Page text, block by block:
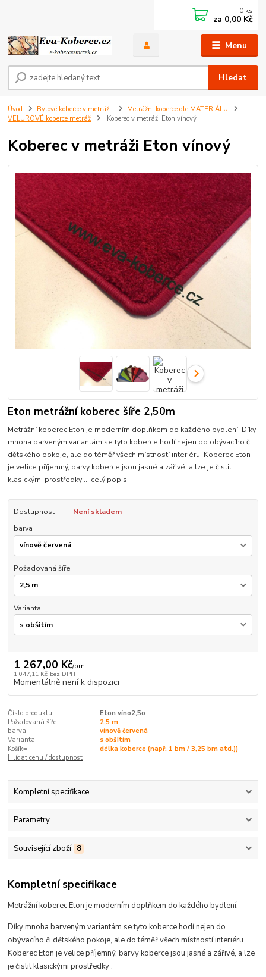
Menu
Hledat
0 ks
za 0,00 Kč
Úvod Bytové koberce v metráži
Metrážni koberce dle MATERIÁLU
VELUROVÉ koberce metráž
Koberec v metráži Eton vínový
Koberec v metráži Eton vínový
Eton metrážní koberec šíře 2,50m
Metrážní koberec Eton je moderním doplňkem do každého bydlení. Díky
mnoha barveným variantám se tyto koberce hodí nejen do obývacího či
dětského pokoje, ale do téměř všech místností interiéru. Koberec Eton
je velice příjemný, barvy koberce jsou jasné a zářivé, a lze je čistit
klasickými prostředky ... celý popis
Dostupnost
Není skladem
barva
Požadovaná šíře
Varianta
1 267,00 Kč/bm
1 047,11 Kč bez DPH
Momentálně není k dispozici
Číslo produktu:
Eton víno2,5o
Požadovaná šíře:
2,5 m
barva:
vínově červená
Varianta:
s obšitím
Košík=:
délka koberce (např. 1 bm / 3,25 bm atd.))
Hlídat cenu / dostupnost
Kompletní specifikace
Parametry
Související zboží 8
Kompletní specifikace
Metrážní koberec Eton je moderním doplňkem do každého bydlení.
Díky mnoha barveným variantám se tyto koberce hodínejen do
obývacího či dětského pokoje, ale do téměř všech místností interiéru.
Koberec Eton je velice příjemný, barvy koberce jsou jasné a zářivé, a lze
je čistit klasickými prostředky.